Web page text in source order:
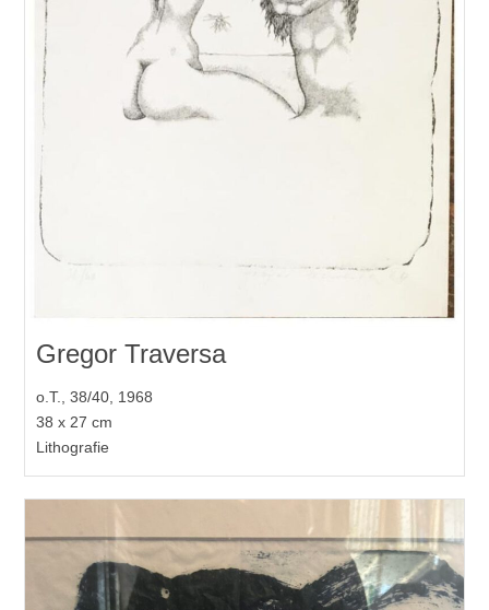
Gregor Traversa
o.T., 38/40, 1968
38 x 27 cm
Lithografie